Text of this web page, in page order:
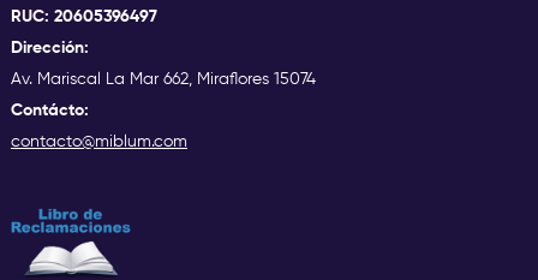
RUC: 20605396497
Dirección:
Av. Mariscal La Mar 662, Miraflores 15074
Contácto:
contacto@miblum.com